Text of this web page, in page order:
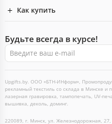
Как купить
Будьте всегда в курсе!
Upgifts.by. ООО «БТН-ИНформ»,
рекламный текстиль со склада в Минске и
лазерная гравировка, тампопечать, UV-
вышивка, деколь, доминг.
220089, г. Минск, ул. Железнодорожная,